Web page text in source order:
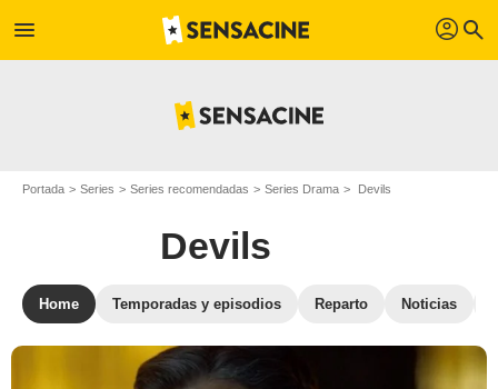
menu profil search
Portada Series Series recomendadas Series Drama Devils
Devils
Home Temporadas y episodios Reparto Noticias